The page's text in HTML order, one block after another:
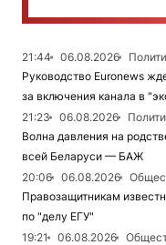
21:44 06.08.2026
Руководство Euronews
за включения канала в
21:23
06.08.2026
Волна давления на
всей Беларуси — БАЖ
20:06
06.08.2026
Правозащитникам
по "делу ЕГУ"
19:21
06.08.2026